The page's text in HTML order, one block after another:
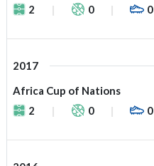
2
0 0
2017
Africa Cup of Nations
2
0 0